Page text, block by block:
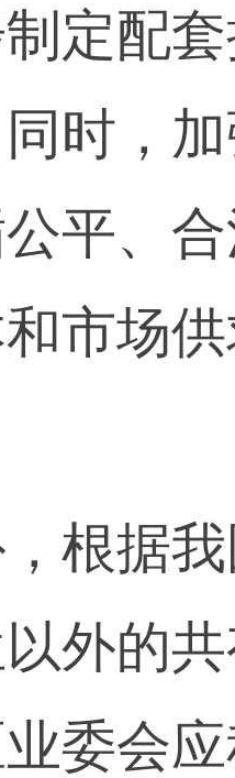
定配
时，
平、
市场
据我
外的
委会